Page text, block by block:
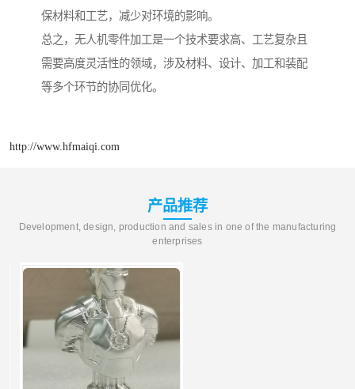
保材料和工艺，减少对环境的影响。
总之，无人机零件加工是一个技术要求高、工艺复杂且
需要高度灵活性的领域，涉及材料、设计、加工和装配
等多个环节的协同优化。
http://www.hfmaiqi.com
产品推荐
Development, design, production and sales in one of the manufacturing
enterprises